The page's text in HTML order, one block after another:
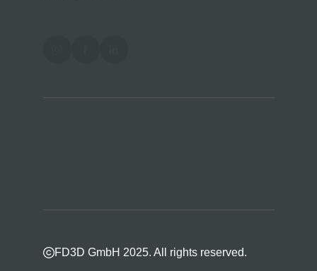
FD3D GmbH 2025. All rights reserved.